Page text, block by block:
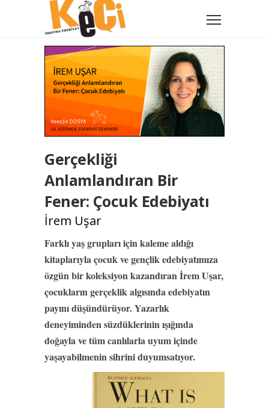
Gerçekliği
Anlamlandıran Bir
Fener: Çocuk Edebiyatı
İrem Uşar
Farklı yaş grupları için kaleme aldığı
kitaplarıyla çocuk ve gençlik edebiyatımıza
özgün bir koleksiyon kazandıran İrem Uşar,
çocukların gerçeklik algısında edebiyatın
payını düşündürüyor. Yazarlık
deneyiminden süzdüklerinin ışığında
doğayla ve tüm canlılarla uyum içinde
yaşayabilmenin sihrini duyumsatıyor.